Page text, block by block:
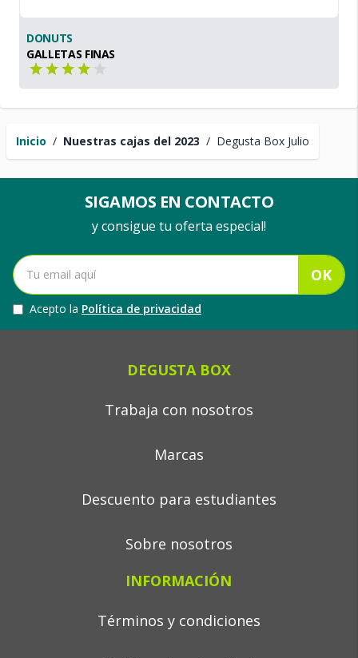
Inicio / Nuestras cajas del 2023 / Degusta Box Julio
DONUTS
GALLETAS FINAS
SIGAMOS EN CONTACTO
y consigue tu oferta especial!
OK
Acepto la Política de privacidad
DEGUSTA BOX
Trabaja con nosotros
Marcas
Descuento para estudiantes
Sobre nosotros
INFORMACIÓN
Términos y condiciones